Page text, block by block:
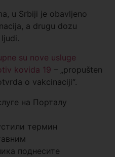
u Srbiji je obavljeno
a drugu dozu
su nove usluge
kovida 19 – „propušten
o vakcinaciji“.
на Порталу
термин
поднесите